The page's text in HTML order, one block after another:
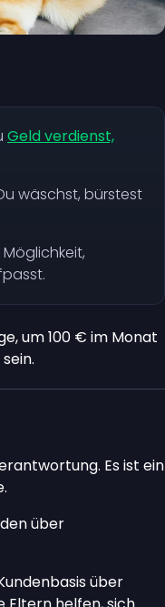
Geld verdienst,
wäschst, bürstest
um 100 € im Monat
Es ist ein
über
über